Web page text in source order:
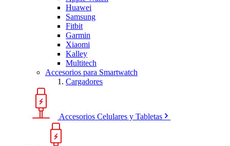
Huawei
Samsung
Fitbit
Garmin
Xiaomi
Kalley
Multitech
Accesorios para Smartwatch
Cargadores
Accesorios Celulares y Tabletas